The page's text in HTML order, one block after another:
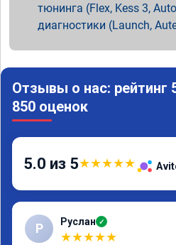
тюнинга (Flex, Kess 3,
диагностики (Launch,
Отзывы о нас: рейтинг
850 оценок
5.0 из 5★★★★★
Р Руслан ✓
★★★★★